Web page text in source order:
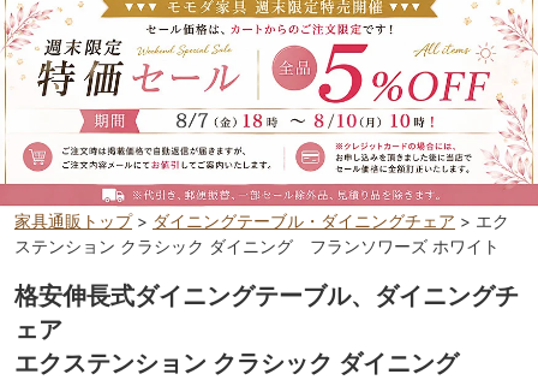
家具通販トップ> ダイニングテーブル・ダイニングチェア > エク
ステンション クラシック ダイニング フランソワーズ ホワイト
格安伸長式ダイニングテーブル、ダイニングチ
ェア
エクステンション クラシック ダイニング